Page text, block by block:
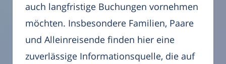
auch langfristige Buchungen vornehmen
möchten. Insbesondere Familien, Paare
und Alleinreisende finden hier eine
zuverlässige Informationsquelle, die auf